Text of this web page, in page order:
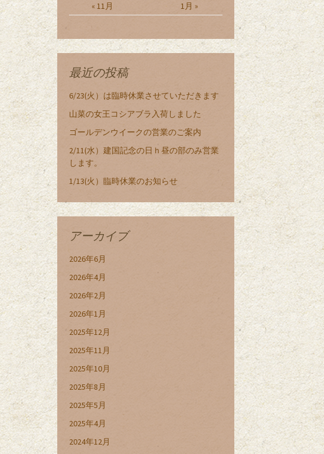
« 11月 1月 »
最近の投稿
6/23(火）は臨時休業させていただきます
山菜の女王コシアブラ入荷しました
ゴールデンウイークの営業のご案内
2/11(水）建国記念の日ｈ昼の部のみ営業
します。
1/13(火）臨時休業のお知らせ
アーカイブ
2026年6月
2026年4月
2026年2月
2026年1月
2025年12月
2025年11月
2025年10月
2025年8月
2025年5月
2025年4月
2024年12月